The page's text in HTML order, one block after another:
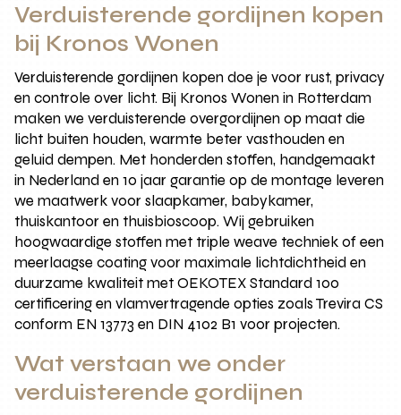
Verduisterende gordijnen kopen
bij Kronos Wonen
Verduisterende gordijnen kopen doe je voor rust, privacy
en controle over licht. Bij Kronos Wonen in Rotterdam
maken we verduisterende overgordijnen op maat die
licht buiten houden, warmte beter vasthouden en
geluid dempen. Met honderden stoffen, handgemaakt
in Nederland en 10 jaar garantie op de montage leveren
we maatwerk voor slaapkamer, babykamer,
thuiskantoor en thuisbioscoop. Wij gebruiken
hoogwaardige stoffen met triple weave techniek of een
meerlaagse coating voor maximale lichtdichtheid en
duurzame kwaliteit met OEKOTEX Standard 100
certificering en vlamvertragende opties zoals Trevira CS
conform EN 13773 en DIN 4102 B1 voor projecten.
Wat verstaan we onder
verduisterende gordijnen